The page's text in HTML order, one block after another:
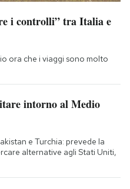
i controlli” tra Italia e
ora che i viaggi sono molto
intorno al Medio
e Turchia: prevede la
alternative agli Stati Uniti,